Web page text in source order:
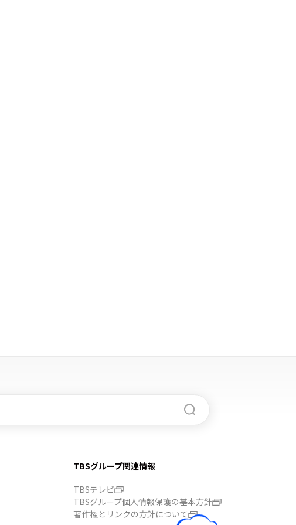
TBSグループ関連情報
TBSテレビ
TBSグループ個人情報保護の基本方針
著作権とリンクの方針について